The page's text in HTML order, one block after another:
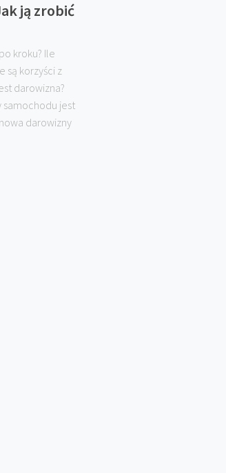
ją zrobić
kroku? Ile
są korzyści z
darowizna?
samochodu jest
darowizny